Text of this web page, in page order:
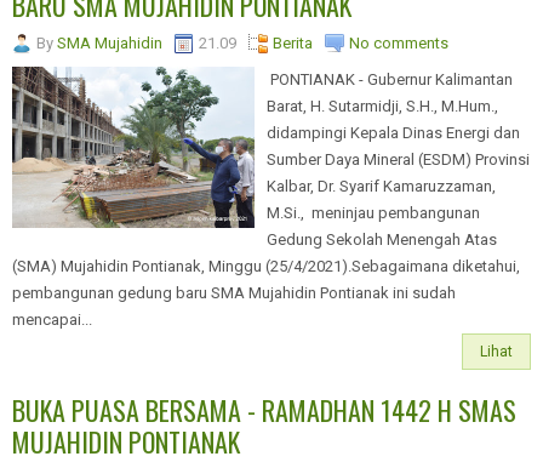
By SMA Mujahidin 21.09 Berita
No comments
PONTIANAK - Gubernur Kalimantan
Barat, H. Sutarmidji, S.H., M.Hum.,
didampingi Kepala Dinas Energi dan
Sumber Daya Mineral (ESDM) Provinsi
Kalbar, Dr. Syarif Kamaruzzaman,
M.Si., meninjau pembangunan
Gedung Sekolah Menengah Atas
(SMA) Mujahidin Pontianak, Minggu (25/4/2021).Sebagaimana diketahui,
pembangunan gedung baru SMA Mujahidin Pontianak ini sudah
mencapai...
Lihat
BUKA PUASA BERSAMA - RAMADHAN 1442 H SMAS
MUJAHIDIN PONTIANAK